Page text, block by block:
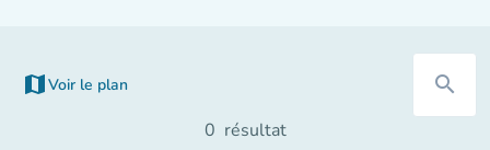
map Voir le plan search
0 résultat